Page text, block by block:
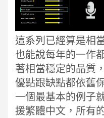
這系列已經算是相
也能說每年的一作
著相當穩定的品質
優點跟缺點都依舊
一個最基本的例子
援繁體中文，所有